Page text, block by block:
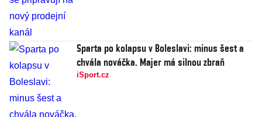
Sparta po kolapsu v Boleslavi: minus šest a
chvála nováčka. Majer má silnou zbraň
iSport.cz